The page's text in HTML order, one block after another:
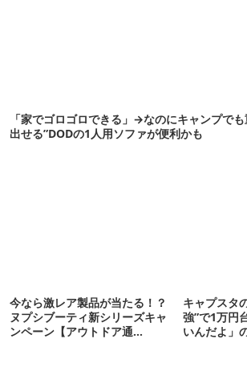
「家でゴロゴロできる」→なのにキャンプで
出せる”DODの1人用ソファが便利かも
今なら激レア製品が当たる！？
ヌプシブーティ新シリーズキャ
ンペーン【アウトドア通
キャプスタ
強”で1万円
いんだよ」